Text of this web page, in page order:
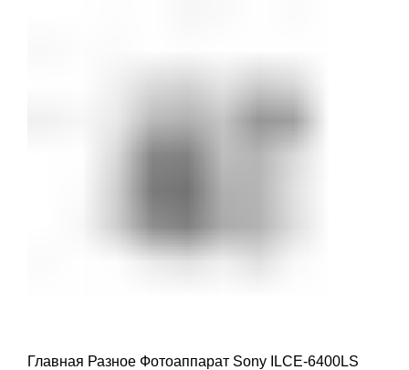
Главная Разное Фотоаппарат Sony ILCE-6400LS